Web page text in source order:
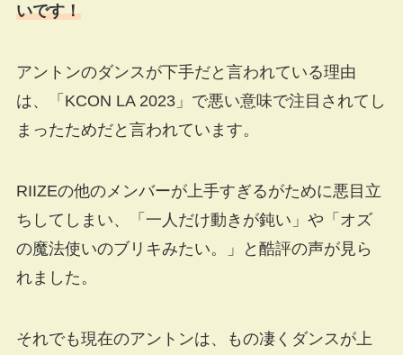
いです！
アントンのダンスが下手だと言われている理由
は、「KCON LA 2023」で悪い意味で注目されてし
まったためだと言われています。
RIIZEの他のメンバーが上手すぎるがために悪目立
ちしてしまい、「一人だけ動きが鈍い」や「オズ
の魔法使いのブリキみたい。」と酷評の声が見ら
れました。
それでも現在のアントンは、もの凄くダンスが上